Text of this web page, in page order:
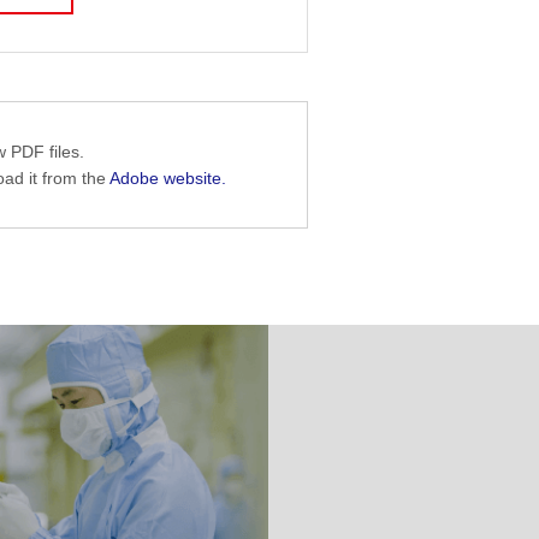
PDF files.
it from theAdobe website.